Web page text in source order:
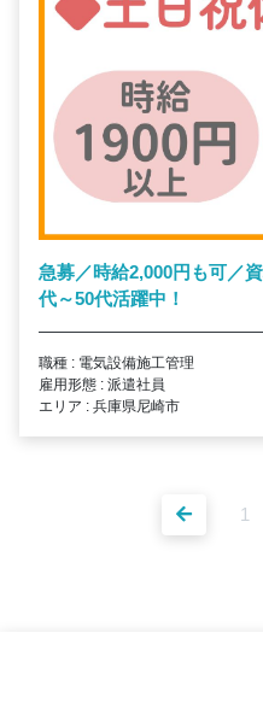
急募／時給2,000円も可／
代～50代活躍中！
職種 : 電気設備施工管理
雇用形態 : 派遣社員
エリア : 兵庫県尼崎市
1